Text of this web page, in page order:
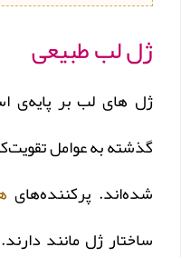
ژل لب طبیعی
ژل های لب بر پایه‌ی
گذشته به عوامل
شده‌اند. پرکننده‌های
ساختار ژل مانند